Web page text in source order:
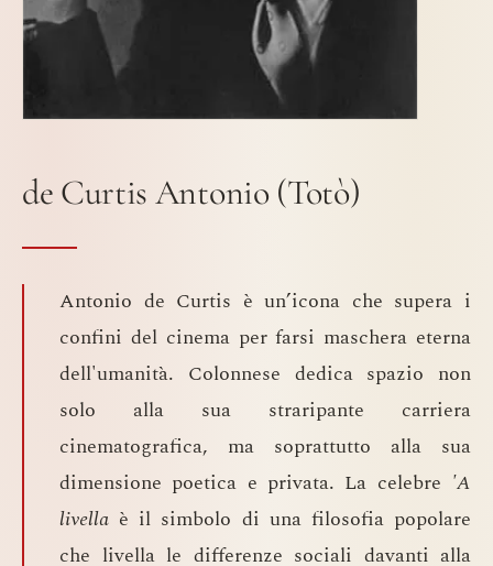
de Curtis Antonio (Totò)
Antonio de Curtis è un’icona che supera i
confini del cinema per farsi maschera eterna
dell'umanità. Colonnese dedica spazio non
solo alla sua straripante carriera
cinematografica, ma soprattutto alla sua
dimensione poetica e privata. La celebre 'A
livella è il simbolo di una filosofia popolare
che livella le differenze sociali davanti alla